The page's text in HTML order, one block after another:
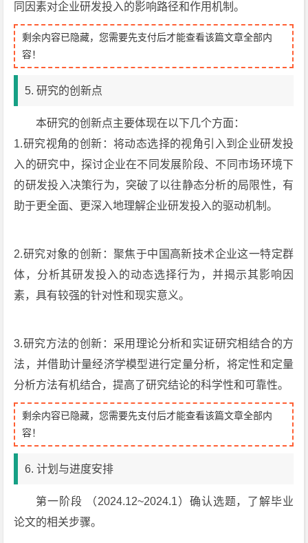
同因素对企业研发投入的影响路径和作用机制。
剩余内容已隐藏，您需要先支付后才能查看该篇文章全部内
容！
5. 研究的创新点
本研究的创新点主要体现在以下几个方面：
1.研究视角的创新：将动态选择的视角引入到企业研发投
入的研究中，探讨企业在不同发展阶段、不同市场环境下
的研发投入决策行为，突破了以往静态分析的局限性，有
助于更全面、更深入地理解企业研发投入的驱动机制。
2.研究对象的创新：聚焦于中国高新技术企业这一特定群
体，分析其研发投入的动态选择行为，并揭示其影响因
素，具有较强的针对性和现实意义。
3.研究方法的创新：采用理论分析和实证研究相结合的方
法，并借助计量经济学模型进行定量分析，将定性和定量
分析方法有机结合，提高了研究结论的科学性和可靠性。
剩余内容已隐藏，您需要先支付后才能查看该篇文章全部内
容！
6. 计划与进度安排
第一阶段 （2024.12~2024.1）确认选题，了解毕业
论文的相关步骤。